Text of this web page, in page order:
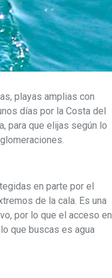
playas amplias con
días por la Costa del
para que elijas según lo
en parte por el
de la cala. Es una
por lo que el acceso en
que buscas es agua